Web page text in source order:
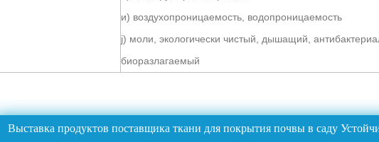
и) воздухопроницаемость, водопроницаемость
j) моли, экологически чистый, дышащий,
биоразлагаемый
Выставка продуктов поставщика ткани для покрытия почвы в саду